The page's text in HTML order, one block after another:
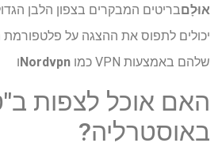
אוּלָםבריטים המבקרים בצפון הלבן
יכולים לתפוס את ההצגה על פלטפורמת
שלהם באמצעות VPN כמו
Nordvpn ו
האם אוכל לצפות
באוסטרליה?